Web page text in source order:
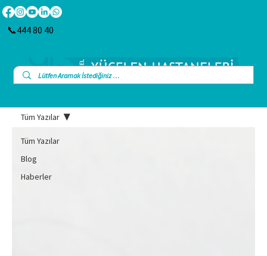
📞444 80 40
Tüm Yazılar
Blog
Haberler
Tüm Yazılar